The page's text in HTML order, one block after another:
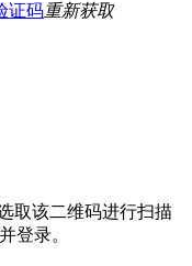
证码重新获取
取该二维码进行扫描
登录。